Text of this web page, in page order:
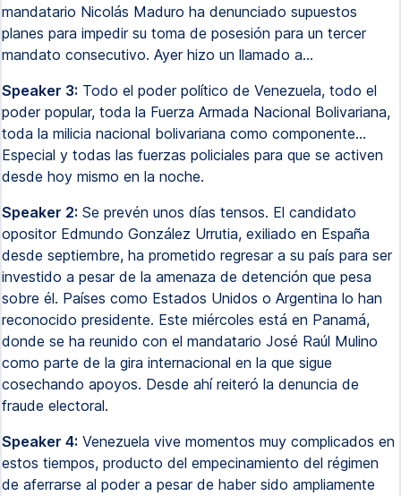
mandatario Nicolás Maduro ha denunciado supuestos
planes para impedir su toma de posesión para un tercer
mandato consecutivo. Ayer hizo un llamado a...
Speaker 3: Todo el poder político de Venezuela, todo el
poder popular, toda la Fuerza Armada Nacional Bolivariana,
toda la milicia nacional bolivariana como componente...
Especial y todas las fuerzas policiales para que se activen
desde hoy mismo en la noche.
Speaker 2: Se prevén unos días tensos. El candidato
opositor Edmundo González Urrutia, exiliado en España
desde septiembre, ha prometido regresar a su país para ser
investido a pesar de la amenaza de detención que pesa
sobre él. Países como Estados Unidos o Argentina lo han
reconocido presidente. Este miércoles está en Panamá,
donde se ha reunido con el mandatario José Raúl Mulino
como parte de la gira internacional en la que sigue
cosechando apoyos. Desde ahí reiteró la denuncia de
fraude electoral.
Speaker 4: Venezuela vive momentos muy complicados en
estos tiempos, producto del empecinamiento del régimen
de aferrarse al poder a pesar de haber sido ampliamente